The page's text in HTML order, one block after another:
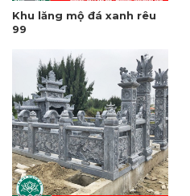
Khu lăng mộ đá xanh rêu
99